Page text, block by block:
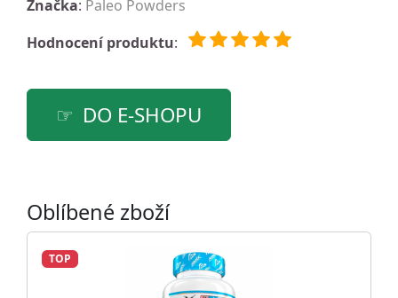
Značka: Paleo Powders
Hodnocení produktu:
DO E-SHOPU
Oblíbené zboží
TOP